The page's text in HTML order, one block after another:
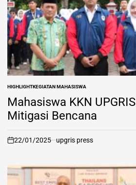
POSTED
IN
HIGHLIGHTKEGIATAN MAHASISWA
Mahasiswa KKN
Mitigasi Bencana
on
22/01/2025 upgris press